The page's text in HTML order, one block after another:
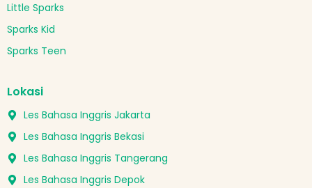
Little Sparks
Sparks Kid
Sparks Teen
Lokasi
Les Bahasa Inggris Jakarta
Les Bahasa Inggris Bekasi
Les Bahasa Inggris Tangerang
Les Bahasa Inggris Depok